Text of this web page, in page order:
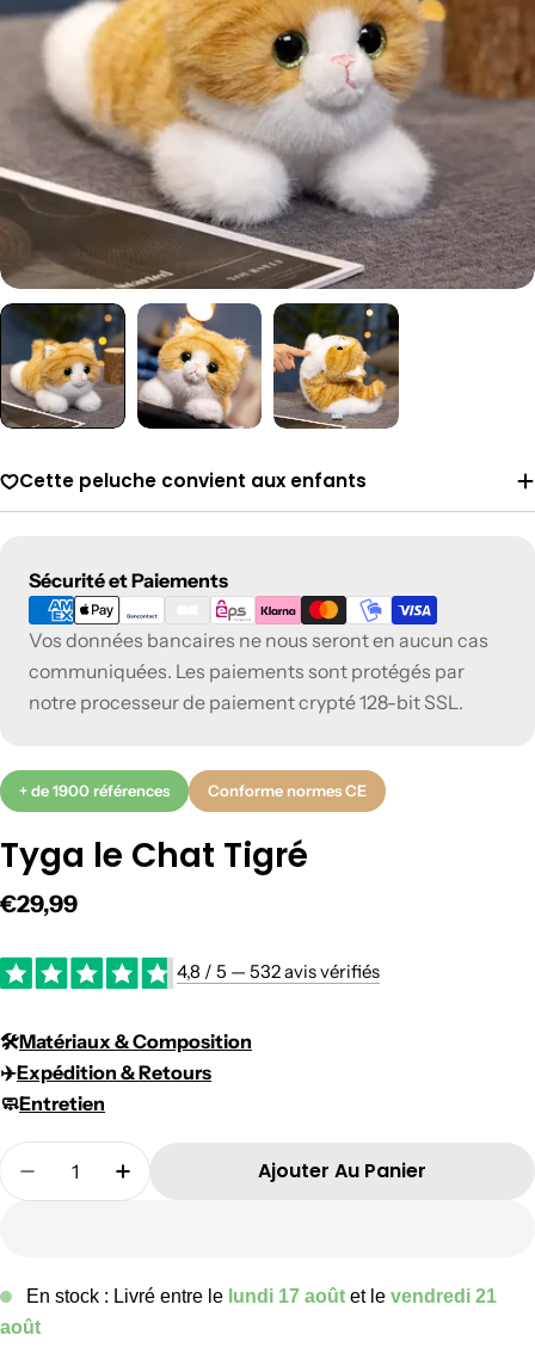
Cette peluche convient aux enfants
Sécurité et Paiements
Modes
de
paiement
Vos données bancaires ne nous seront en aucun cas
communiquées. Les paiements sont protégés par
notre processeur de paiement crypté 128-bit SSL.
+ de 1900 références Conforme normes CE
Tyga le Chat Tigré
Prix
régulier
€29,99
4,8 / 5 — 532 avis vérifiés
🛠️​Matériaux & Composition
✈️​Expédition & Retours
🧼Entretien
Diminuer La Quantité Pour Tyga Le Chat Tigré
Augmenter La Quantité Pour Tyga
Ajouter Au Panier
En stock : Livré entre le lundi 17 août et le vendredi 21
août